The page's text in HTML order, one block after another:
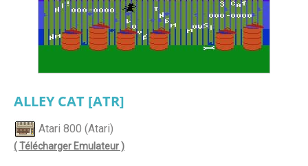
ALLEY CAT [ATR]
Atari 800 (Atari)
( Télécharger Emulateur )